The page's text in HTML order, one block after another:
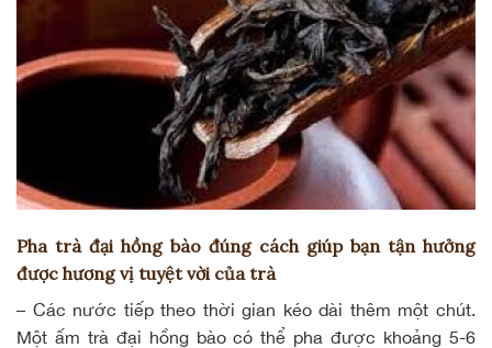
Pha trà đại hồng bào đúng cách giúp bạn tận hưởng
được hương vị tuyệt vời của trà
– Các nước tiếp theo thời gian kéo dài thêm một chút.
Một ấm trà đại hồng bào có thể pha được khoảng 5-6